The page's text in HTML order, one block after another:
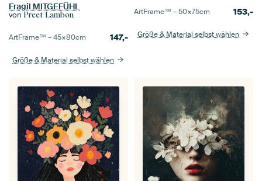
Fragil MITGEFÜHL
von Preet Lambon
ArtFrame™ –45×80cm 147,-
Größe & Material selbst wählen
ArtFrame™ –50×75cm 153,-
Größe & Material selbst wählen